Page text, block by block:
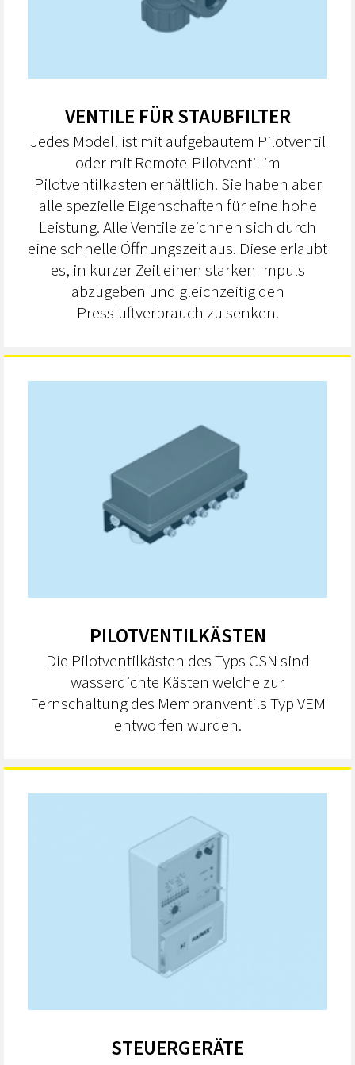
VENTILE FÜR STAUBFILTER
Jedes Modell ist mit aufgebautem Pilotventil
oder mit Remote-Pilotventil im
Pilotventilkasten erhältlich. Sie haben aber
alle spezielle Eigenschaften für eine hohe
Leistung. Alle Ventile zeichnen sich durch
eine schnelle Öffnungszeit aus. Diese erlaubt
es, in kurzer Zeit einen starken Impuls
abzugeben und gleichzeitig den
Pressluftverbrauch zu senken.
PILOTVENTILKÄSTEN
Die Pilotventilkästen des Typs CSN sind
wasserdichte Kästen welche zur
Fernschaltung des Membranventils Typ VEM
entworfen wurden.
STEUERGERÄTE